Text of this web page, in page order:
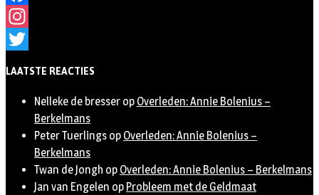
Facebook
Instagram
LAATSTE REACTIES
Nelleke de bresser op Overleden: Annie Bolenius –
Berkelmans
Peter Tuerlings op Overleden: Annie Bolenius –
Berkelmans
Twan de Jongh op Overleden: Annie Bolenius – Berkelmans
Jan van Engelen op Probleem met de Geldmaat